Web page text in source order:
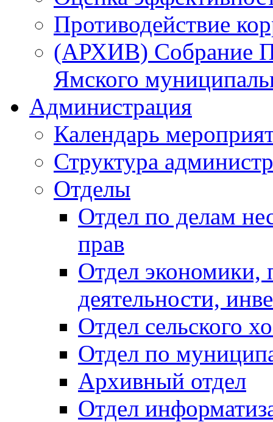
Противодействие
(АРХИВ) Собрание
Ямского
Администрация
Календарь
Структура
Отделы
Отдел по делам
прав
Отдел экономики,
деятельности,
Отдел сельского
Отдел по
Архивный отдел
Отдел